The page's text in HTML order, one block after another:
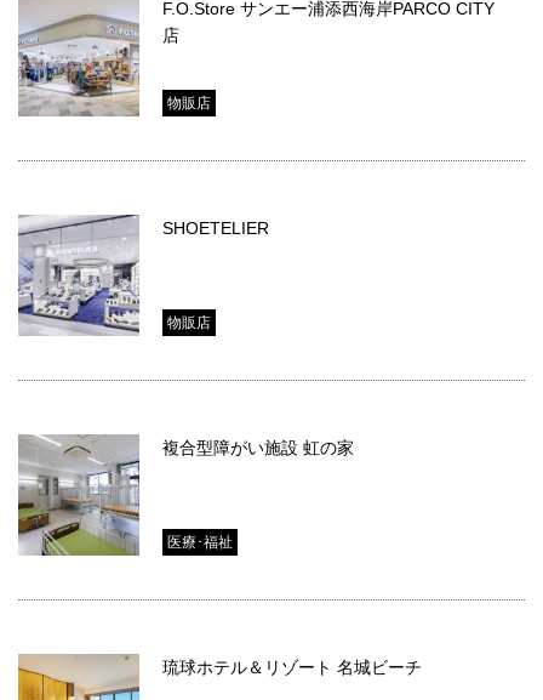
F.O.Store サンエー浦添西海岸PARCO CITY
店
物販店
SHOETELIER
物販店
複合型障がい施設 虹の家
医療･福祉
琉球ホテル＆リゾート 名城ビーチ